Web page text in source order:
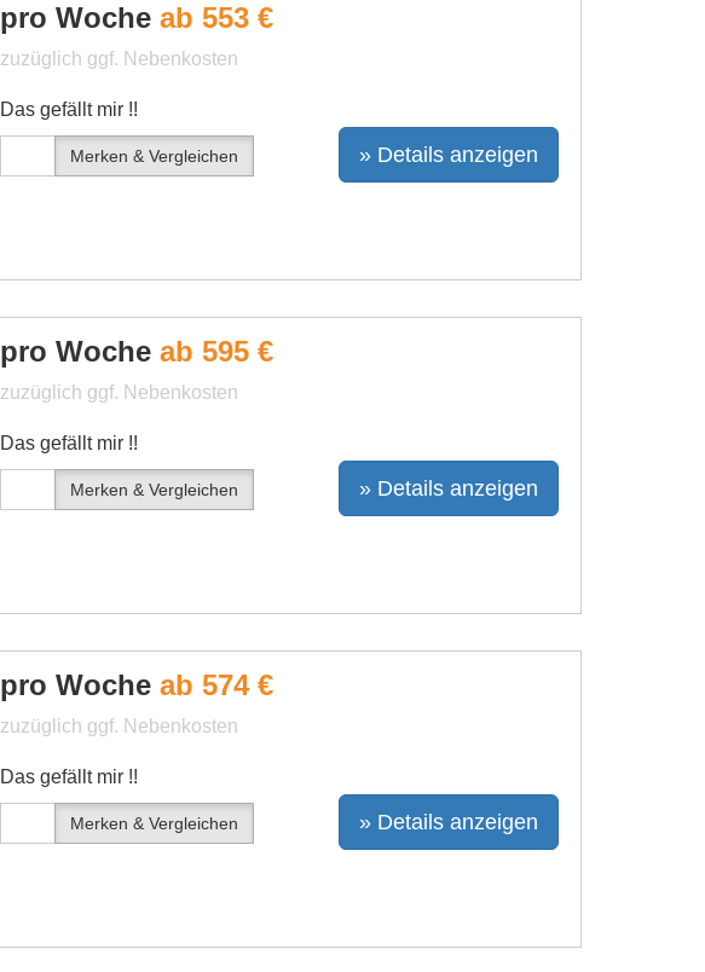
pro Woche ab 553 €
zuzüglich ggf. Nebenkosten
Das gefällt mir !!
Merken & Vergleichen » Details anzeigen
pro Woche ab 595 €
zuzüglich ggf. Nebenkosten
Das gefällt mir !!
Merken & Vergleichen » Details anzeigen
pro Woche ab 574 €
zuzüglich ggf. Nebenkosten
Das gefällt mir !!
Merken & Vergleichen » Details anzeigen